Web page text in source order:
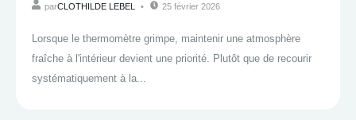
parCLOTHILDE LEBEL 25 février 2026
Lorsque le thermomètre grimpe, maintenir une atmosphère
fraîche à l'intérieur devient une priorité. Plutôt que de recourir
systématiquement à la...